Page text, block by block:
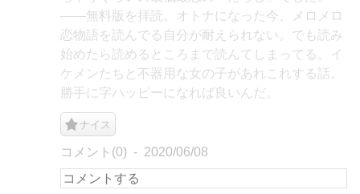
――無料版を拝読。オトナになった今、メロメロ
恋物語を読んでる自分が耐えられない。でも読み
始めたら読めるところまで読んてしまってる。イ
ケメンたちと不器用な女の子があれこれする話。
勝手に字ハッピーになれば良いんだ。
ナイス
コメント(0) 2020/06/08